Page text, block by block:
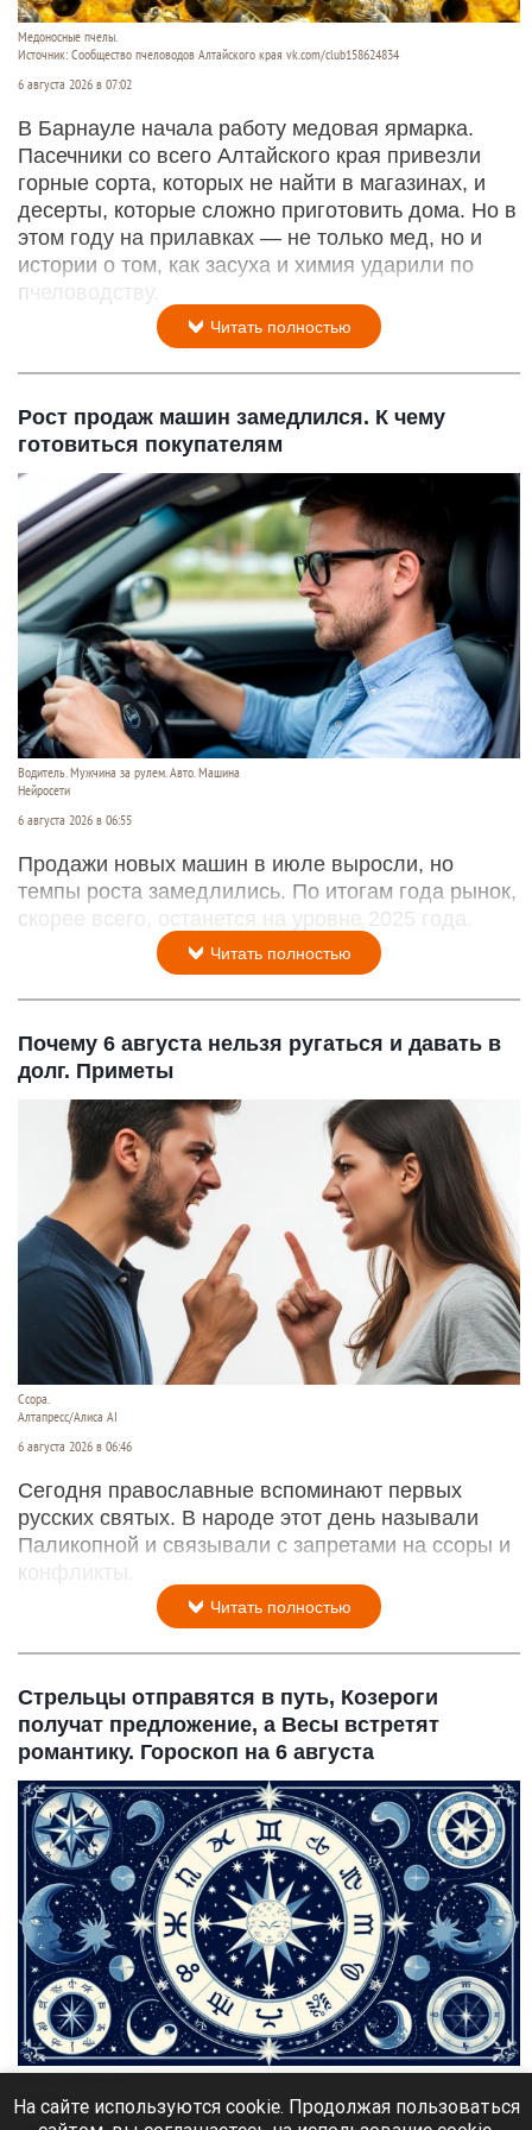
Медоносные пчелы.
Источник: Сообщество пчеловодов Алтайского края vk.com/club158624834
6 августа 2026 в 07:02
В Барнауле начала работу медовая ярмарка.
Пасечники со всего Алтайского края привезли
горные сорта, которых не найти в магазинах, и
десерты, которые сложно приготовить дома. Но в
этом году на прилавках — не только мед, но и
истории о том, как засуха и химия ударили по
пчеловодству.
Читать полностью
Рост продаж машин замедлился. К чему
готовиться покупателям
Водитель. Мужчина за рулем. Авто. Машина
Нейросети
6 августа 2026 в 06:55
Продажи новых машин в июле выросли, но
темпы роста замедлились. По итогам года рынок,
скорее всего, останется на уровне 2025 года.
Читать полностью
Почему 6 августа нельзя ругаться и давать в
долг. Приметы
Ссора.
Алтапресс/Алиса AI
6 августа 2026 в 06:46
Сегодня православные вспоминают первых
русских святых. В народе этот день называли
Паликопной и связывали с запретами на ссоры и
конфликты.
Читать полностью
Стрельцы отправятся в путь, Козероги
получат предложение, а Весы встретят
романтику. Гороскоп на 6 августа
shedevrum.ai
На сайте используются cookie. Продолжая пользоваться